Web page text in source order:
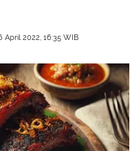
April 2022, 16:35 WIB